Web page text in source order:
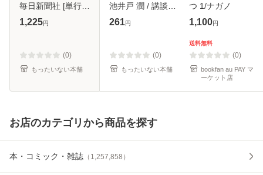
毎日新聞社 [単行
本]【メール便送料
1,225円
(0)
もったいない本舗
池井戸 潤 / 講談社
[文庫]【メール便送
261円
(0)
もったいない本舗
つ 1/ナガノ
1,100円
送料無料
(0)
bookfan au PAY マ
ーケット店
お店のカテゴリから商品を探す
本・コミック・雑誌 （ 1,257,858 ）